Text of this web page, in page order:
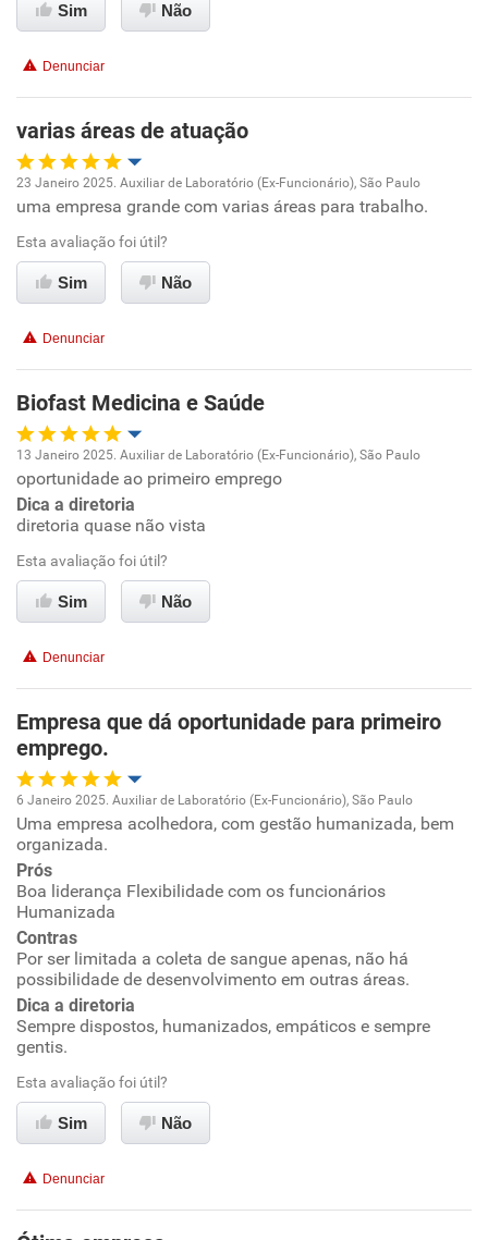
Benefícios
Recomenda a diretoria
Sim Não
Denunciar
varias áreas de atuação
Oportunidade de promoção
Ambiente de trabalho
Benefícios
Recomenda esta empresa
Recomenda a diretoria
23 Janeiro 2025. Auxiliar de Laboratório (Ex-Funcionário), São Paulo
uma empresa grande com varias áreas para trabalho.
Esta avaliação foi útil?
Sim Não
Denunciar
Biofast Medicina e Saúde
Oportunidade de promoção
Ambiente de trabalho
Conciliação com a vida familiar
Não recomenda a diretoria
13 Janeiro 2025. Auxiliar de Laboratório (Ex-Funcionário), São Paulo
oportunidade ao primeiro emprego
Dica a diretoria
diretoria quase não vista
Esta avaliação foi útil?
Sim Não
Denunciar
Empresa que dá oportunidade para primeiro
emprego.
Oportunidade de promoção
Ambiente de trabalho
Conciliação com a vida familiar
Benefícios
Recomenda a diretoria
6 Janeiro 2025. Auxiliar de Laboratório (Ex-Funcionário), São Paulo
Uma empresa acolhedora, com gestão humanizada, bem
organizada.
Prós
Boa liderança Flexibilidade com os funcionários
Humanizada
Contras
Por ser limitada a coleta de sangue apenas, não há
possibilidade de desenvolvimento em outras áreas.
Dica a diretoria
Sempre dispostos, humanizados, empáticos e sempre
gentis.
Esta avaliação foi útil?
Sim Não
Denunciar